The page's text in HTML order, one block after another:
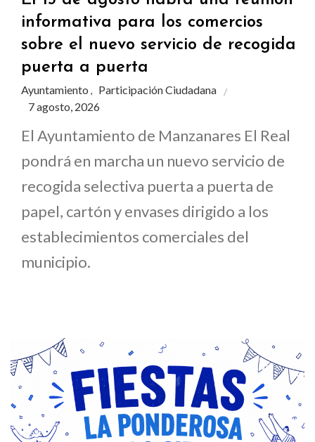
informativa para los comercios
sobre el nuevo servicio de recogida
puerta a puerta
Ayuntamiento , Participación Ciudadana
7 agosto, 2026
El Ayuntamiento de Manzanares El Real
pondrá en marcha un nuevo servicio de
recogida selectiva puerta a puerta de
papel, cartón y envases dirigido a los
establecimientos comerciales del
municipio.